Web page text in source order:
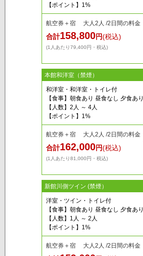
【ポイント】1%
航空券＋宿 大人2人 /2日間の料金
合計158,800円(税込)
(1人あたり79,400円・税込)
本館和洋室（禁煙）
和洋室・和洋室・トイレ付
【食事】朝食あり 昼食なし 夕食あり
【人数】2人 ～ 4人
【ポイント】1%
航空券＋宿 大人2人 /2日間の料金
合計162,000円(税込)
(1人あたり81,000円・税込)
新館川側ツイン (禁煙）
洋室・ツイン・トイレ付
【食事】朝食あり 昼食なし 夕食あり
【人数】1人 ～ 2人
【ポイント】1%
航空券＋宿 大人2人 /2日間の料金